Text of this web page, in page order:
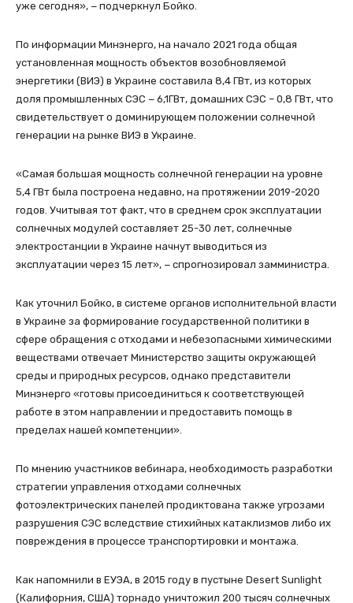
уже сегодня», − подчеркнул Бойко.
По информации Минэнерго, на начало 2021 года общая
установленная мощность объектов возобновляемой
энергетики (ВИЭ) в Украине составила 8,4 ГВт, из которых
доля промышленных СЭС − 6,1ГВт, домашних СЭС – 0,8 ГВт, что
свидетельствует о доминирующем положении солнечной
генерации на рынке ВИЭ в Украине.
«Самая большая мощность солнечной генерации на уровне
5,4 ГВт была построена недавно, на протяжении 2019-2020
годов. Учитывая тот факт, что в среднем срок эксплуатации
солнечных модулей составляет 25-30 лет, солнечные
электростанции в Украине начнут выводиться из
эксплуатации через 15 лет», − спрогнозировал замминистра.
Как уточнил Бойко, в системе органов исполнительной власти
в Украине за формирование государственной политики в
сфере обращения с отходами и небезопасными химическими
веществами отвечает Министерство защиты окружающей
среды и природных ресурсов, однако представители
Минэнерго «готовы присоединиться к соответствующей
работе в этом направлении и предоставить помощь в
пределах нашей компетенции».
По мнению участников вебинара, необходимость разработки
стратегии управления отходами солнечных
фотоэлектрических панелей продиктована также угрозами
разрушения СЭС вследствие стихийных катаклизмов либо их
повреждения в процессе транспортировки и монтажа.
Как напомнили в ЕУЭА, в 2015 году в пустыне Desert Sunlight
(Калифорния, США) торнадо уничтожил 200 тысяч солнечных